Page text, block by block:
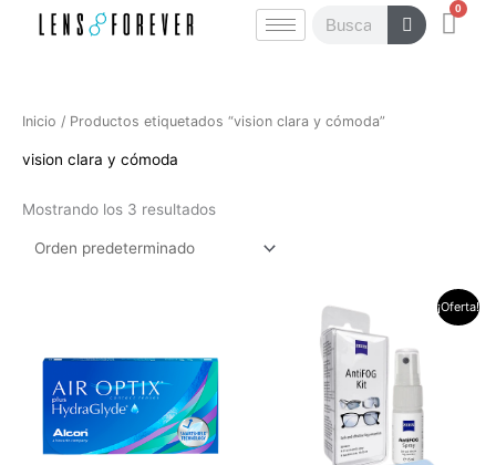
Buscar 0
Inicio / Productos etiquetados “vision clara y cómoda”
vision clara y cómoda
Mostrando los 3 resultados
¡Oferta!
El
precio
original
era:
$60.000.
actual
es:
$42.000.